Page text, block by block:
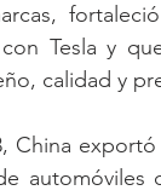
Tesla y
calidad y
China
automóviles